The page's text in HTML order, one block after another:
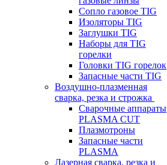
Сопло газовое TIG
Изоляторы TIG
Заглушки TIG
Наборы для TIG
горелки
Головки TIG горелок
Запасные части TIG
Воздушно-плазменная
сварка, резка и строжка
Сварочные аппараты
PLASMA CUT
Плазмотроны
Запасные части
PLASMA
Лазерная сварка, резка и